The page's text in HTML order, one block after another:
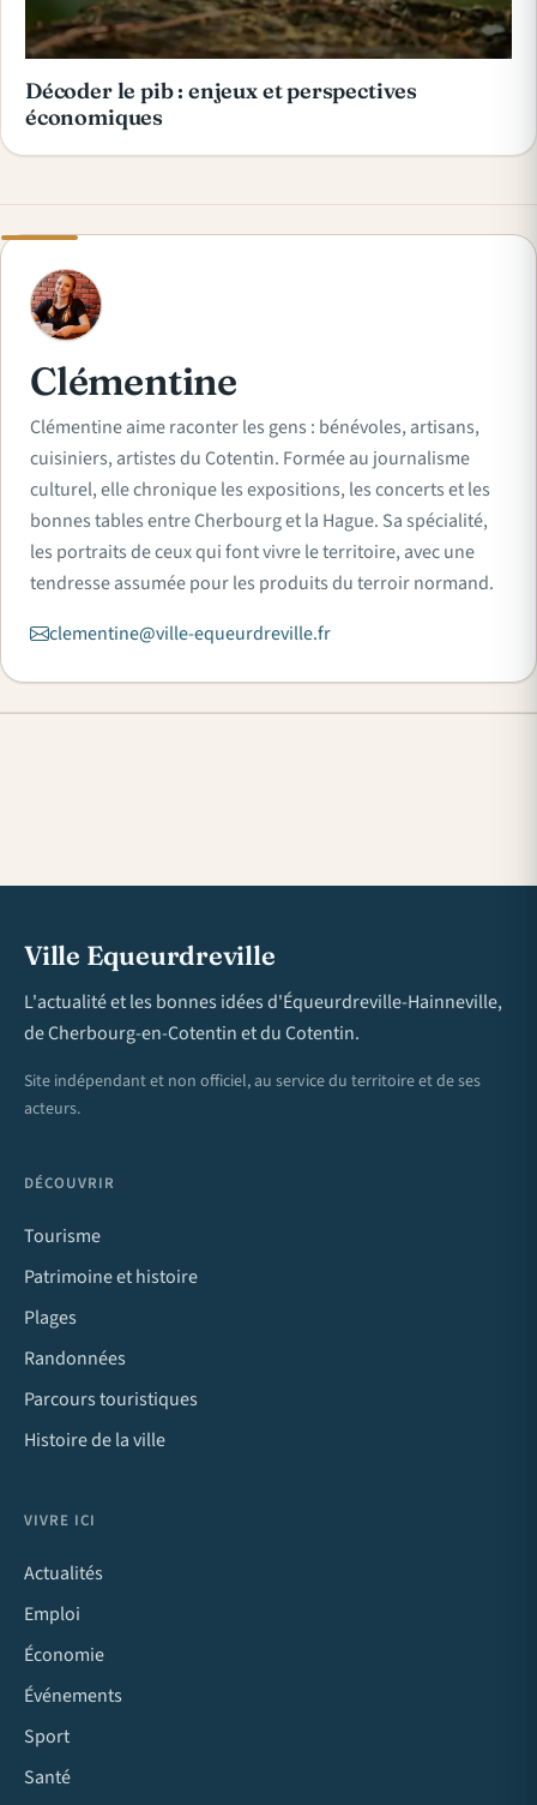
Décoder le pib : enjeux et perspectives
économiques
C
Clémentine
Clémentine aime raconter les gens : bénévoles, artisans,
cuisiniers, artistes du Cotentin. Formée au journalisme
culturel, elle chronique les expositions, les concerts et les
bonnes tables entre Cherbourg et la Hague. Sa spécialité,
les portraits de ceux qui font vivre le territoire, avec une
tendresse assumée pour les produits du terroir normand.
clementine@ville-equeurdreville.fr
Ville Equeurdreville
L'actualité et les bonnes idées d'Équeurdreville-Hainneville,
de Cherbourg-en-Cotentin et du Cotentin.
Site indépendant et non officiel, au service du territoire et de ses
acteurs.
DÉCOUVRIR
Tourisme
Patrimoine et histoire
Plages
Randonnées
Parcours touristiques
Histoire de la ville
VIVRE ICI
Actualités
Emploi
Économie
Événements
Sport
Santé